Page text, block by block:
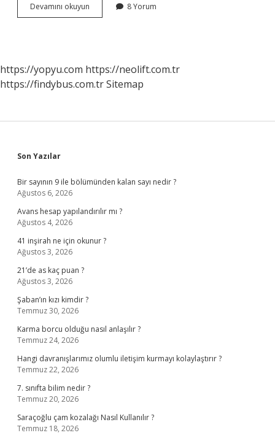
Devamını okuyun Cesaretli
Olmak
8 Yorum
https://yopyu.com https://neolift.com.tr
https://findybus.com.trSitemap
Sidebar
Son Yazılar
Bir sayının 9 ile bölümünden kalan sayı nedir ?
Ağustos 6, 2026
Avans hesap yapılandırılır mı ?
Ağustos 4, 2026
41 inşirah ne için okunur ?
Ağustos 3, 2026
21’de as kaç puan ?
Ağustos 3, 2026
Şaban’ın kızı kimdir ?
Temmuz 30, 2026
Karma borcu olduğu nasıl anlaşılır ?
Temmuz 24, 2026
Hangi davranışlarımız olumlu iletişim kurmayı kolaylaştırır ?
Temmuz 22, 2026
7. sınıfta bilim nedir ?
Temmuz 20, 2026
Saraçoğlu çam kozalağı Nasıl Kullanılır ?
Temmuz 18, 2026